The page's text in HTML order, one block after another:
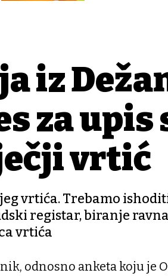
iz
za upis
vrtić
vrtića. Trebamo
registar, biranje
vrtića
odnosno anketa koju je